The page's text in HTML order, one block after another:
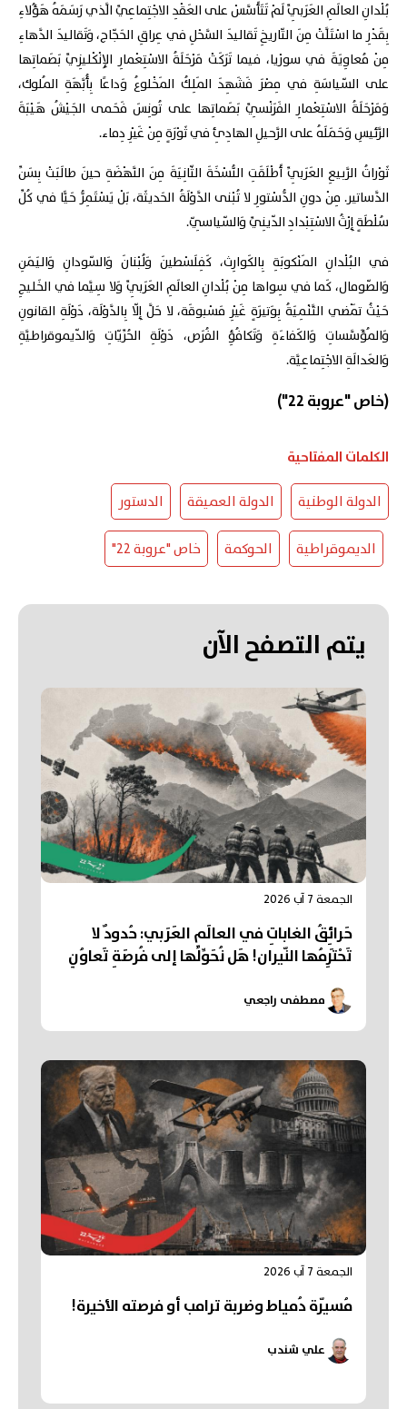
بُلْدانِ العالَمِ العَرَبِيِّ لَمْ تَتَأَسَّسْ على العَقْدِ الاجْتِماعِيِّ الَّذي رَسَمَهُ هَؤُلاءِ
بِقَدْرِ ما اسْتَلَّتْ مِنَ التّاريخِ تَقاليدَ السَّحْلِ في عِراقِ الحَجّاج، وَتَقاليدَ الدَّهاءِ
مِنْ مُعاوِيَةَ في سورْيا، فيما تَرَكَتْ مَرْحَلَةُ الاسْتِعْمارِ الإِنْكْليزِيِّ بَصَماتِها
على السّياسَةِ في مِصْرَ فَشَهِدَ المَلِكُ المَخْلوعُ وَداعًا بِأُبَّهَةِ المُلوك،
وَمَرْحَلَةُ الاسْتِعْمارِ الفَرَنْسِيِّ بَصَماتِها على تُونِسَ فَحَمى الجَيْشُ هَيْبَةَ
الرَّئيسِ وَحَمَلَهُ على الرَّحيلِ الهادِئِ في ثَوْرَةٍ مِنْ غَيْرِ دِماء.
ثَوْراتُ الرَّبيعِ العَرَبِيِّ أَطْلَقَتِ النُّسْخَةَ الثّانِيَةَ مِنَ النَّهْضَةِ حينَ طالَبَتْ بِسَنِّ
الدَّساتير. مِنْ دونِ الدُّسْتورِ لا تُبْنى الدَّوْلَةُ الحَديثَة، بَلْ يَسْتَمِرُّ حَيًّا في كُلِّ
سُلْطَةٍ إِرْثُ الاسْتِبْدادِ الدّينِيِّ وَالسّياسِيّ.
في البُلْدانِ المَنْكوبَةِ بِالكَوارِث، كَفِلَسْطينَ وَلُبْنانَ وَالسّودانِ وَاليَمَنِ
وَالصّومال، كَما في سِواها مِنْ بُلْدانِ العالَمِ العَرَبِيِّ وَلا سِيَّما في الخَليجِ
حَيْثُ تَمْضي التَّنْمِيَةُ بِوَتيرَةٍ غَيْرِ مَسْبوقَة، لا حَلَّ إِلّا بِالدَّوْلَة، دَوْلَةِ القانونِ
وَالمُؤَسَّساتِ وَالكَفاءَةِ وَتَكافُؤِ الفُرَص، دَوْلَةِ الحُرِّيّاتِ وَالدّيموقراطيَّةِ
وَالعَدالَةِ الاجْتِماعِيَّة.
(خاص "عروبة 22")
الكلمات المفتاحية
الدولة الوطنية الدولة العميقة الدستور
الديموقراطية الحوكمة خاص "عروبة 22"
يتم التصفح الآن
الجمعة 7 آب 2026
حَرائِقُ الغاباتِ في العالَمِ العَرَبي: حُدودٌ لا
تَحْتَرِمُها النّيران! هَل نُحَوِّلُها إلى فُرصَةِ تَعاوُنٍ
مصطفى راجعي
الجمعة 7 آب 2026
مُسيّرة دُمياط وضربة ترامب أو فرصته الأخيرة!
علي شندب